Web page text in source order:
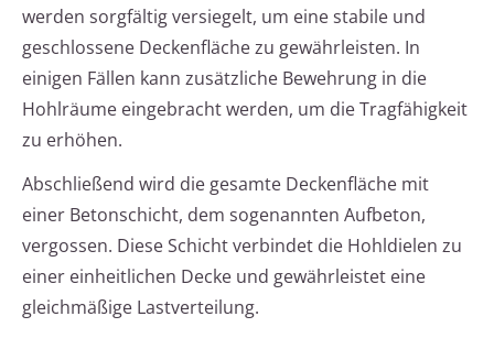
werden sorgfältig versiegelt, um eine stabile und
geschlossene Deckenfläche zu gewährleisten. In
einigen Fällen kann zusätzliche Bewehrung in die
Hohlräume eingebracht werden, um die Tragfähigkeit
zu erhöhen.
Abschließend wird die gesamte Deckenfläche mit
einer Betonschicht, dem sogenannten Aufbeton,
vergossen. Diese Schicht verbindet die Hohldielen zu
einer einheitlichen Decke und gewährleistet eine
gleichmäßige Lastverteilung.